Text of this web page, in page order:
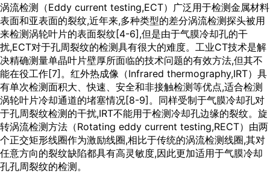
涡流检测（Eddy current testing,ECT）广泛用于检测金属材料
表面和亚表面的裂纹,近年来,多种类型的差分涡流检测探头被用
来检测涡轮叶片的表面裂纹[4-6],但是由于气膜冷却孔的干
扰,ECT对于孔周裂纹的检测具有很大的难度。工业CT技术是解
决精确测量单晶叶片壁厚所面临的技术问题的有效方法,但其不
能在役工作[7]。红外热成像（Infrared thermography,IRT）具
有单次检测面积大、快速、安全和非接触检测等优点,适合检测
涡轮叶片冷却通道的堵塞情况[8-9]。同样受制于气膜冷却孔对
于孔周裂纹检测的干扰,IRT不能用于检测冷却孔边缘的裂纹。旋
转涡流检测方法（Rotating eddy current testing,RECT）由两
个正交矩形线圈作为激励线圈,相比于传统的涡流检测线圈,其对
任意方向的裂纹缺陷都具有高灵敏度,因此更加适用于气膜冷却
孔孔周裂纹的检测。